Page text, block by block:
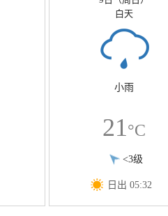
白天
小雨
21°C
<3级
日出 05:32